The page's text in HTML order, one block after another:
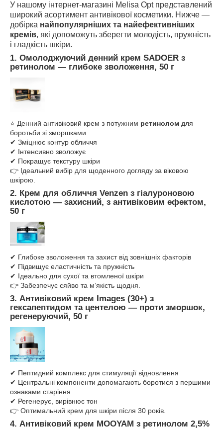
У нашому інтернет-магазині Melisa Opt представлений
широкий асортимент антивікової косметики. Нижче —
добірка найпопулярніших та найефективніших
кремів, які допоможуть зберегти молодість, пружність
і гладкість шкіри.
1. Омолоджуючий денний крем SADOER з
ретинолом — глибоке зволоження, 50 г
⭐ Денний антивіковий крем з потужним ретинолом для
боротьби зі зморшками
✔ Зміцнює контур обличчя
✔ Інтенсивно зволожує
✔ Покращує текстуру шкіри
👉 Ідеальний вибір для щоденного догляду за віковою
шкірою.
2. Крем для обличчя Venzen з гіалуроновою
кислотою — захисний, з антивіковим ефектом,
50 г
✔ Глибоке зволоження та захист від зовнішніх факторів
✔ Підвищує еластичність та пружність
✔ Ідеально для сухої та втомленої шкіри
👉 Забезпечує сяйво та м’якість щодня.
3. Антивіковий крем Images (30+) з
гексапептидом та центелою — проти зморшок,
регенеруючий, 50 г
✔ Пептидний комплекс для стимуляції відновлення
✔ Центральні компоненти допомагають боротися з першими
ознаками старіння
✔ Регенерує, вирівнює тон
👉 Оптимальний крем для шкіри після 30 років.
4. Антивіковий крем MOOYAM з ретинолом 2,5%